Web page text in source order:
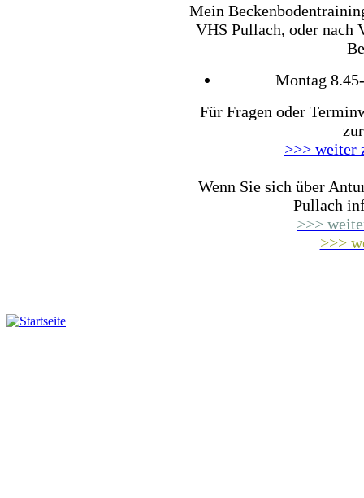
Mein
VHS Pullach, oder nach
Montag
Für Fragen oder
>>> weiter
Wenn Sie sich über
Pullach
>>>
>>>